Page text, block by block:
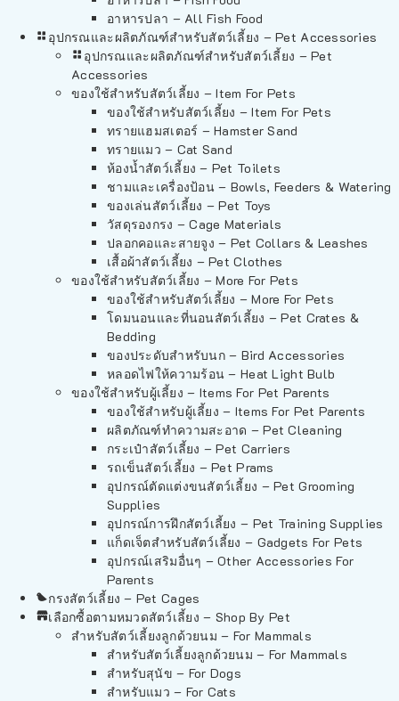
อาหารปลา – All Fish Food
อุปกรณและผลิตภัณฑ์สำหรับสัตว์เลี้ยง – Pet Accessories
อุปกรณและผลิตภัณฑ์สำหรับสัตว์เลี้ยง – Pet
Accessories
ของใช้สำหรับสัตว์เลี้ยง – Item For Pets
ของใช้สำหรับสัตว์เลี้ยง – Item For Pets
ทรายแฮมสเตอร์ – Hamster Sand
ทรายแมว – Cat Sand
ห้องน้ำสัตว์เลี้ยง – Pet Toilets
ชามและเครื่องป้อน – Bowls, Feeders & Watering
ของเล่นสัตว์เลี้ยง – Pet Toys
วัสดุรองกรง – Cage Materials
ปลอกคอและสายจูง – Pet Collars & Leashes
เสื้อผ้าสัตว์เลี้ยง – Pet Clothes
ของใช้สำหรับสัตว์เลี้ยง – More For Pets
ของใช้สำหรับสัตว์เลี้ยง – More For Pets
โดมนอนและที่นอนสัตว์เลี้ยง – Pet Crates &
Bedding
ของประดับสำหรับนก – Bird Accessories
หลอดไฟให้ความร้อน – Heat Light Bulb
ของใช้สำหรับผู้เลี้ยง – Items For Pet Parents
ของใช้สำหรับผู้เลี้ยง – Items For Pet Parents
ผลิตภัณฑ์ทำความสะอาด – Pet Cleaning
กระเป๋าสัตว์เลี้ยง – Pet Carriers
รถเข็นสัตว์เลี้ยง – Pet Prams
อุปกรณ์ตัดแต่งขนสัตว์เลี้ยง – Pet Grooming
Supplies
อุปกรณ์การฝึกสัตว์เลี้ยง – Pet Training Supplies
แก็ดเจ็ตสำหรับสัตว์เลี้ยง – Gadgets For Pets
อุปกรณ์เสริมอื่นๆ – Other Accessories For
Parents
กรงสัตว์เลี้ยง – Pet Cages
เลือกซื้อตามหมวดสัตว์เลี้ยง – Shop By Pet
สำหรับสัตว์เลี้ยงลูกด้วยนม – For Mammals
สำหรับสัตว์เลี้ยงลูกด้วยนม – For Mammals
สำหรับสุนัข – For Dogs
สำหรับแมว – For Cats